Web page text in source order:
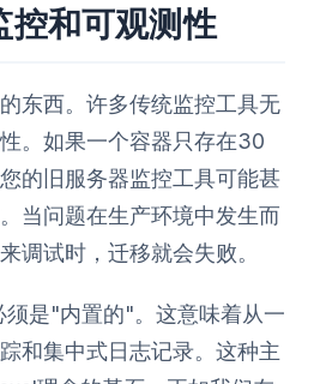
控和可观测性
东西。许多传统监控工具无
。如果一个容器只存在30
的旧服务器监控工具可能甚
当问题在生产环境中发生而
调试时，迁移就会失败。
是"内置的"。这意味着从一
和集中式日志记录。这种主